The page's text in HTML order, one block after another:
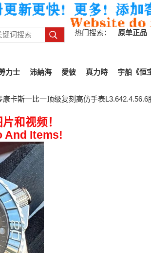
热门搜索： 原单正品
力士 沛納海 愛彼 真力時 宇舶《恒
卡斯一比一顶级复刻高仿手表L3.642.4.56.6
和视频！
And Items!